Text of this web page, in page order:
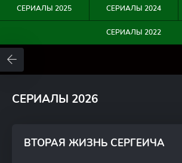
СЕРИАЛЫ 2025 СЕРИАЛЫ 2024
СЕРИАЛЫ 2022
0
СЕРИАЛЫ 2026
ВТОРАЯ ЖИЗНЬ СЕРГЕИЧА